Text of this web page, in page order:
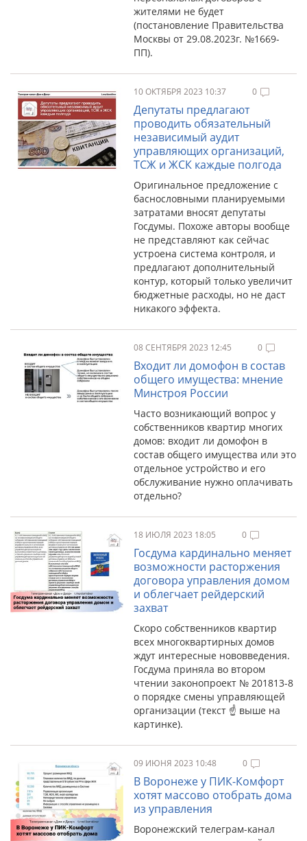
жителями не будет
(постановление Правительства
Москвы от 29.08.2023г. №1669-
ПП).
10 ОКТЯБРЯ 2023 10:37 0
Депутаты предлагают
проводить обязательный
независимый аудит
управляющих организаций,
ТСЖ и ЖСК каждые полгода
Оригинальное предложение с
баснословными планируемыми
затратами вносят депутаты
Госдумы. Похоже авторы вообще
не представляют как сейчас
устроена система контроля, и
предлагают дополнительный
контур, который только увеличит
бюджетные расходы, но не даст
никакого эффекта.
08 СЕНТЯБРЯ 2023 12:45 0
Входит ли домофон в состав
общего имущества: мнение
Минстроя России
Часто возникающий вопрос у
собственников квартир многих
домов: входит ли домофон в
состав общего имущества или это
отдельное устройство и его
обслуживание нужно оплачивать
отдельно?
18 ИЮЛЯ 2023 18:05 0
Госдума кардинально меняет
возможности расторжения
договора управления домом
и облегчает рейдерский
захват
Скоро собственников квартир
всех многоквартирных домов
ждут интересные нововведения.
Госдума приняла во втором
чтении законопроект № 201813-8
о порядке смены управляющей
организации (текст ☝️ выше на
картинке).
09 ИЮНЯ 2023 10:48 0
В Воронеже у ПИК-Комфорт
хотят массово отобрать дома
из управления
Воронежский телеграм-канал